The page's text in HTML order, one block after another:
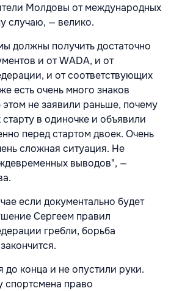
Молдовы от международных
случаю, — велико.
должны получить достаточно
и от WADA, и от
и от соответствующих
есть очень много знаков
не заявили раньше, почему
в одиночке и объявили
перед стартом двоек. Очень
сложная ситуация. Не
выводов", —
если документально будет
Сергеем правил
гребли, борьба
конца и не опустили руки.
спортсмена право